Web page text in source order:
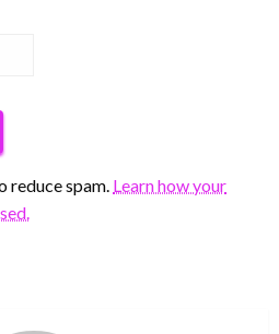
reduce spam. Learn how your